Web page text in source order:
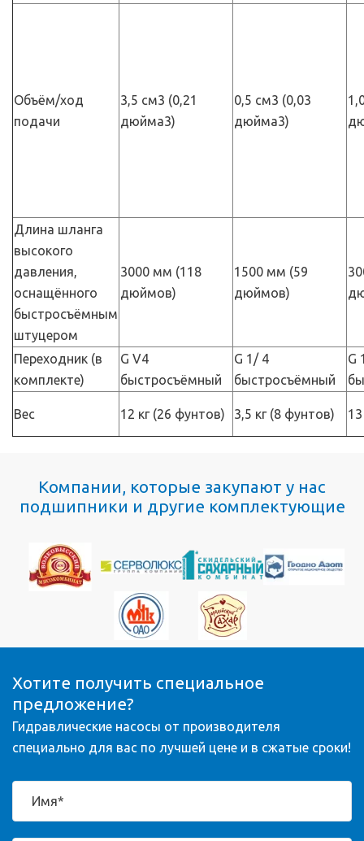
Объём/ход
подачи
3,5 см3 (0,21
дюйма3)
0,5 см3 (0,03
дюйма3)
Длина шланга
высокого
давления,
оснащённого
быстросъёмным
штуцером
3000 мм (118
дюймов)
1500 мм (59
дюймов)
Переходник (в
комплекте)
G V4
быстросъёмный
G 1/ 4
быстросъёмный
G
Вес 12 кг (26 фунтов) 3,5 кг (8 фунтов)
Компании, которые закупают у нас
подшипники и другие комплектующие
Хотите получить специальное
предложение?
Гидравлические насосы от производителя
специально для вас по лучшей цене и в сжатые сроки!